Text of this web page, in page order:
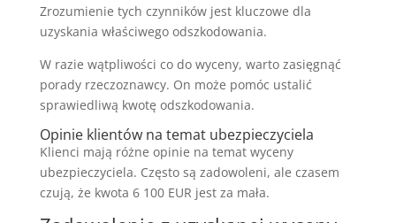
Zrozumienie tych czynników jest kluczowe dla
uzyskania właściwego odszkodowania.
W razie wątpliwości co do wyceny, warto zasięgnąć
porady rzeczoznawcy. On może pomóc ustalić
sprawiedliwą kwotę odszkodowania.
Opinie klientów na temat ubezpieczyciela
Klienci mają różne opinie na temat wyceny
ubezpieczyciela. Często są zadowoleni, ale czasem
czują, że kwota 6 100 EUR jest za mała.